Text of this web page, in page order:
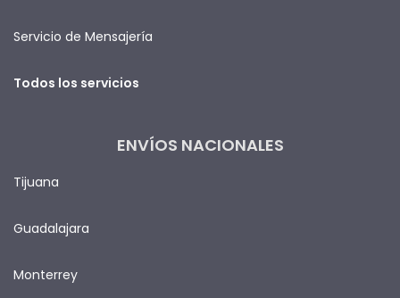
Servicio de Mensajería
Todos los servicios
ENVÍOS NACIONALES
Tijuana
Guadalajara
Monterrey